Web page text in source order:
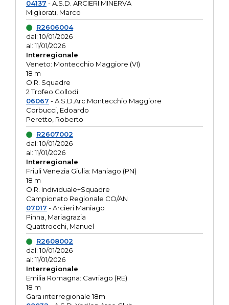
04137 - A.S.D. ARCIERI MINERVA
Migliorati, Marco
R2606004
dal: 10/01/2026
al: 11/01/2026
Interregionale
Veneto: Montecchio Maggiore (VI)
18 m
O.R. Squadre
2 Trofeo Collodi
06067 - A.S.D.Arc.Montecchio Maggiore
Corbucci, Edoardo
Peretto, Roberto
R2607002
dal: 10/01/2026
al: 11/01/2026
Interregionale
Friuli Venezia Giulia: Maniago (PN)
18 m
O.R. Individuale+Squadre
Campionato Regionale CO/AN
07017 - Arcieri Maniago
Pinna, Mariagrazia
Quattrocchi, Manuel
R2608002
dal: 10/01/2026
al: 11/01/2026
Interregionale
Emilia Romagna: Cavriago (RE)
18 m
Gara interregionale 18m